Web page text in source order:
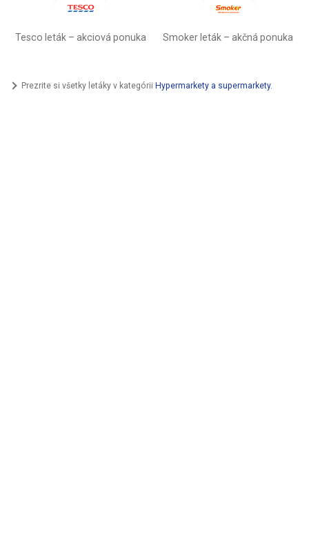
Tesco leták – akciová ponuka Smoker leták – akčná ponuka
Prezrite si všetky letáky v kategórii Hypermarkety a supermarkety.